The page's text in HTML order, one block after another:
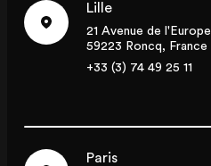
Lille
21 Avenue de l'Europe
59223 Roncq, France
+33 (3) 74 49 25 11
Paris